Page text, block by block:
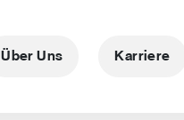
Über Uns Karriere